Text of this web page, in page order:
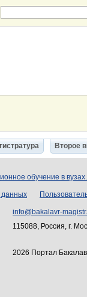
Второе
обучение в
данных
info@bakalavr-
115088, Россия, г.
2026 Портал